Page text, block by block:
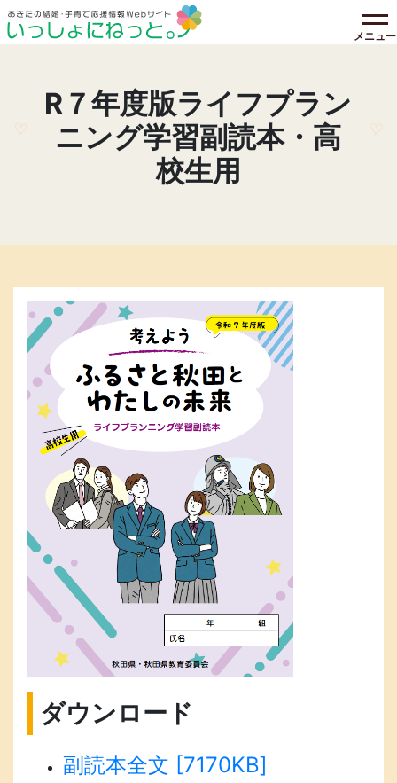
メニュー
R７年度版ライフプラン
ニング学習副読本・高
校生用
ダウンロード
副読本全文 [7170KB]